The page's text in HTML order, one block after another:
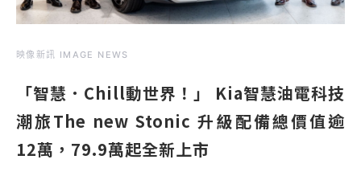
映像新訊 IMAGE NEWS
「智慧．Chill動世界！」 Kia智慧油電科技
潮旅The new Stonic 升級配備總價值逾
12萬，79.9萬起全新上市